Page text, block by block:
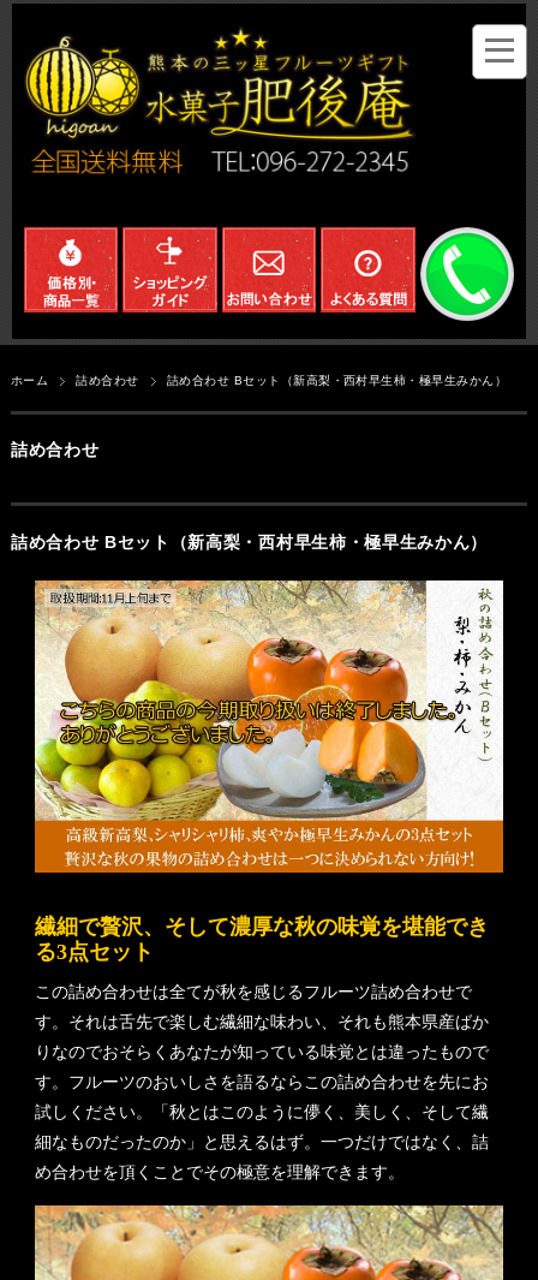
ホーム 詰め合わせ 詰め合わせ Bセット（新高梨・西村早生柿・極早生みかん）
詰め合わせ
詰め合わせ Bセット（新高梨・西村早生柿・極早生みかん）
繊細で贅沢、そして濃厚な秋の味覚を堪能でき
る3点セット
この詰め合わせは全てが秋を感じるフルーツ詰め合わせで
す。それは舌先で楽しむ繊細な味わい、それも熊本県産ばか
りなのでおそらくあなたが知っている味覚とは違ったもので
す。フルーツのおいしさを語るならこの詰め合わせを先にお
試しください。「秋とはこのように儚く、美しく、そして繊
細なものだったのか」と思えるはず。一つだけではなく、詰
め合わせを頂くことでその極意を理解できます。